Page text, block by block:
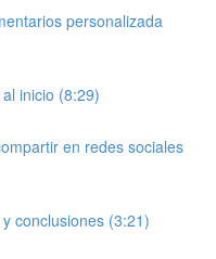
personalizada
inicio (8:29)
en redes sociales
conclusiones (3:21)